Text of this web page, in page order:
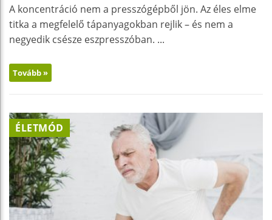
A koncentráció nem a presszógépből jön. Az éles elme
titka a megfelelő tápanyagokban rejlik – és nem a
negyedik csésze eszpresszóban. ...
Tovább »
ÉLETMÓD